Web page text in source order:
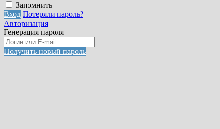
Запомнить
Вход Потеряли пароль?
Авторизация
Генерация пароля
Получить новый пароль